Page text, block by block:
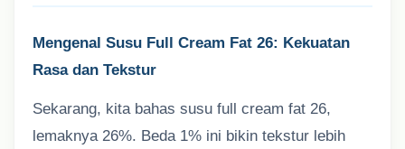
Mengenal Susu Full Cream Fat 26: Kekuatan
Rasa dan Tekstur
Sekarang, kita bahas susu full cream fat 26,
lemaknya 26%. Beda 1% ini bikin tekstur lebih